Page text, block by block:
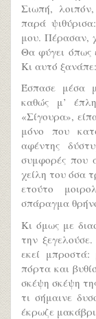
Σιωπή,
παρά
μου. Πέρασαν,
Θα φύγει όπως
Κι αυτό
Έσπασε μέσα
καθώς μ’
«Σίγουρα»,
μόνο που
αφέντης
συμφορές που
χείλη του όσα
ετούτο
σπάραγμα
Κι όμως με
την
εκεί
πόρτα και
σκέψη σκέψη
τι σήμαινε
έκρωζε